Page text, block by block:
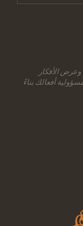
الأفكار
أفعالك بناءً